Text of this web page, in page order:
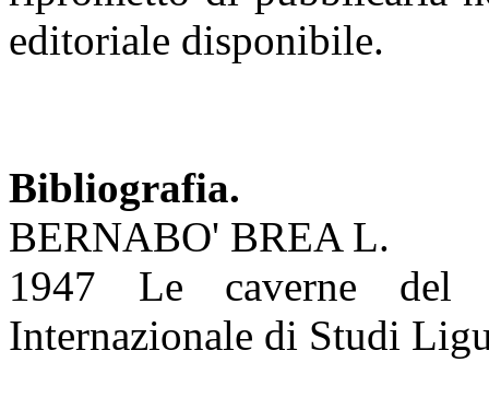
editoriale disponibile.
Bibliografia.
BERNABO' BREA L.
1947 Le caverne del
Internazionale di Studi